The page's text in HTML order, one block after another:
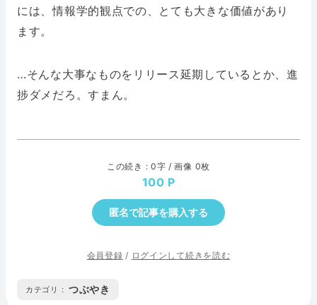
には、情報学的観点での、とても大きな価値があり
ます。
…そんな大事なものをリリース延期しているとか、進
捗ダメだろ。すまん。
この続き : 0字 / 画像 0枚
100
匿名で記事を購入する
会員登録 / ログインして続きを読む
カテゴリ : つぶやき